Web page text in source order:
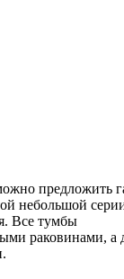
предложить
небольшой
Все тумбы
раковинами, а